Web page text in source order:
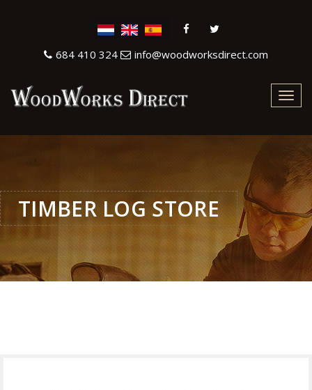
684 410 324 info@woodworksdirect.com
TIMBER LOG STORE